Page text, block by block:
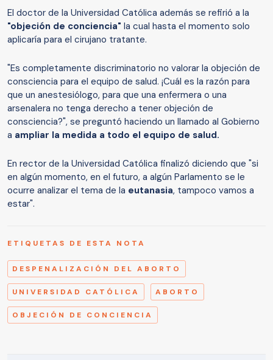
El doctor de la Universidad Católica además se refirió a la
"objeción de conciencia" la cual hasta el momento solo
aplicaría para el cirujano tratante.
"Es completamente discriminatorio no valorar la objeción de
consciencia para el equipo de salud. ¡Cuál es la razón para
que un anestesiólogo, para que una enfermera o una
arsenalera no tenga derecho a tener objeción de
consciencia?", se preguntó haciendo un llamado al Gobierno
a ampliar la medida a todo el equipo de salud.
En rector de la Universidad Católica finalizó diciendo que "si
en algún momento, en el futuro, a algún Parlamento se le
ocurre analizar el tema de la eutanasia, tampoco vamos a
estar".
ETIQUETAS DE ESTA NOTA
DESPENALIZACIÓN DEL ABORTO
UNIVERSIDAD CATÓLICA ABORTO
OBJECIÓN DE CONCIENCIA